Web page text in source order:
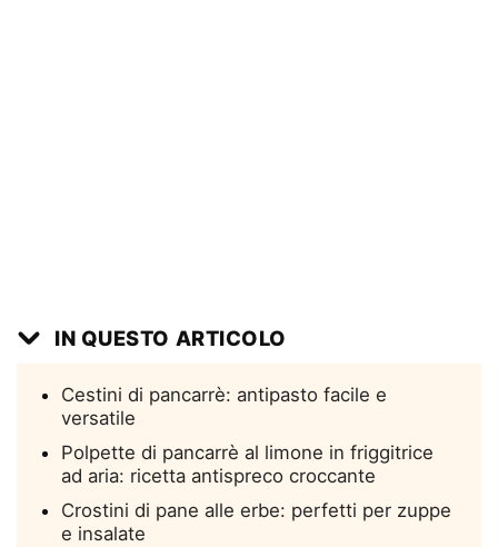
IN QUESTO ARTICOLO
Cestini di pancarrè: antipasto facile e
versatile
Polpette di pancarrè al limone in friggitrice
ad aria: ricetta antispreco croccante
Crostini di pane alle erbe: perfetti per zuppe
e insalate